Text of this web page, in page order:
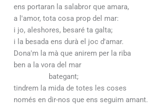
ens portaran la salabror que amara,
a l'amor, tota cosa prop del mar:
i jo, aleshores, besaré ta galta;
i la besada ens durà el joc d'amar.
Dona'm la mà que anirem per la riba
ben a la vora del mar
bategant;
tindrem la mida de totes les coses
només en dir-nos que ens seguim amant.